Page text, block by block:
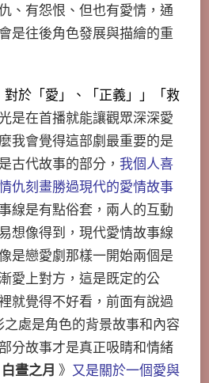
、有怨恨、但也有愛情，通
是往後角色發展與描繪的重
對於「愛」、「正義」」「救
光是在首播就能讓觀眾深深愛
我會覺得這部劇最重要的是
古代故事的部分， 我個人喜
仇刻畫勝過現代的愛情故事
線是有點俗套，兩人的互動
想像得到，現代愛情故事線
是戀愛劇那樣一開始兩個是
愛上對方，這是既定的公
就覺得不好看，前面有說過
之處是角色的背景故事和內容
分故事才是真正吸睛和情緒
白晝之月 》 又是關於一個愛與